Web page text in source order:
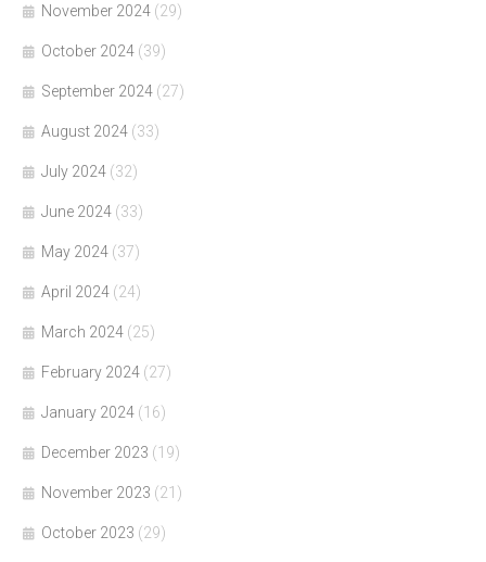
November 2024 (29)
October 2024 (39)
September 2024 (27)
August 2024 (33)
July 2024 (32)
June 2024 (33)
May 2024 (37)
April 2024 (24)
March 2024 (25)
February 2024 (27)
January 2024 (16)
December 2023 (19)
November 2023 (21)
October 2023 (29)